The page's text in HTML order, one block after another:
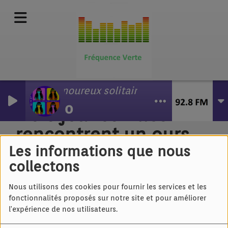
Les informations que nous
collectons
Nous utilisons des cookies pour fournir les services et les
fonctionnalités proposés sur notre site et pour améliorer
l'expérience de nos utilisateurs.
Amoureux solitaires
Lio
Trois jeunes filles
rencontrent un ours